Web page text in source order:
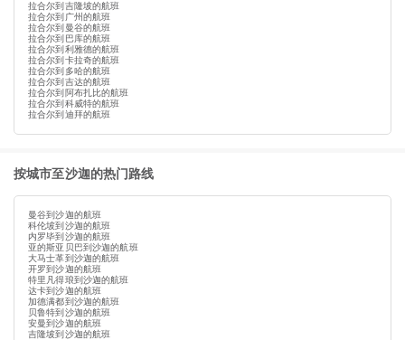
拉合尔到吉隆坡的航班
拉合尔到广州的航班
拉合尔到曼谷的航班
拉合尔到巴库的航班
拉合尔到利雅德的航班
拉合尔到卡拉奇的航班
拉合尔到多哈的航班
拉合尔到吉达的航班
拉合尔到阿布扎比的航班
拉合尔到科威特的航班
拉合尔到迪拜的航班
按城市至沙迦的热门路线
曼谷到沙迦的航班
科伦坡到沙迦的航班
内罗毕到沙迦的航班
亚的斯亚贝巴到沙迦的航班
大马士革到沙迦的航班
开罗到沙迦的航班
特里凡得琅到沙迦的航班
达卡到沙迦的航班
加德满都到沙迦的航班
贝鲁特到沙迦的航班
安曼到沙迦的航班
吉隆坡到沙迦的航班